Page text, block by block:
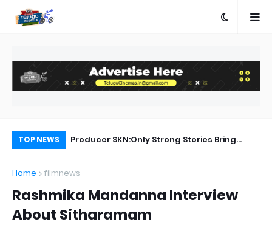
TOP NEWS
Success
Producer SKN:Only Strong Stories Bring
Home filmnews
Rashmika Mandanna Interview
About Sitharamam